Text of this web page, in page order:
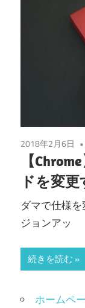
2018年2月6日
【
ドを変
ダマで仕様
ジョンアッ
続きを読む
ホームペ